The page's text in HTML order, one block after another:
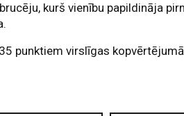
kurš vienību papildināja
punktiem virslīgas